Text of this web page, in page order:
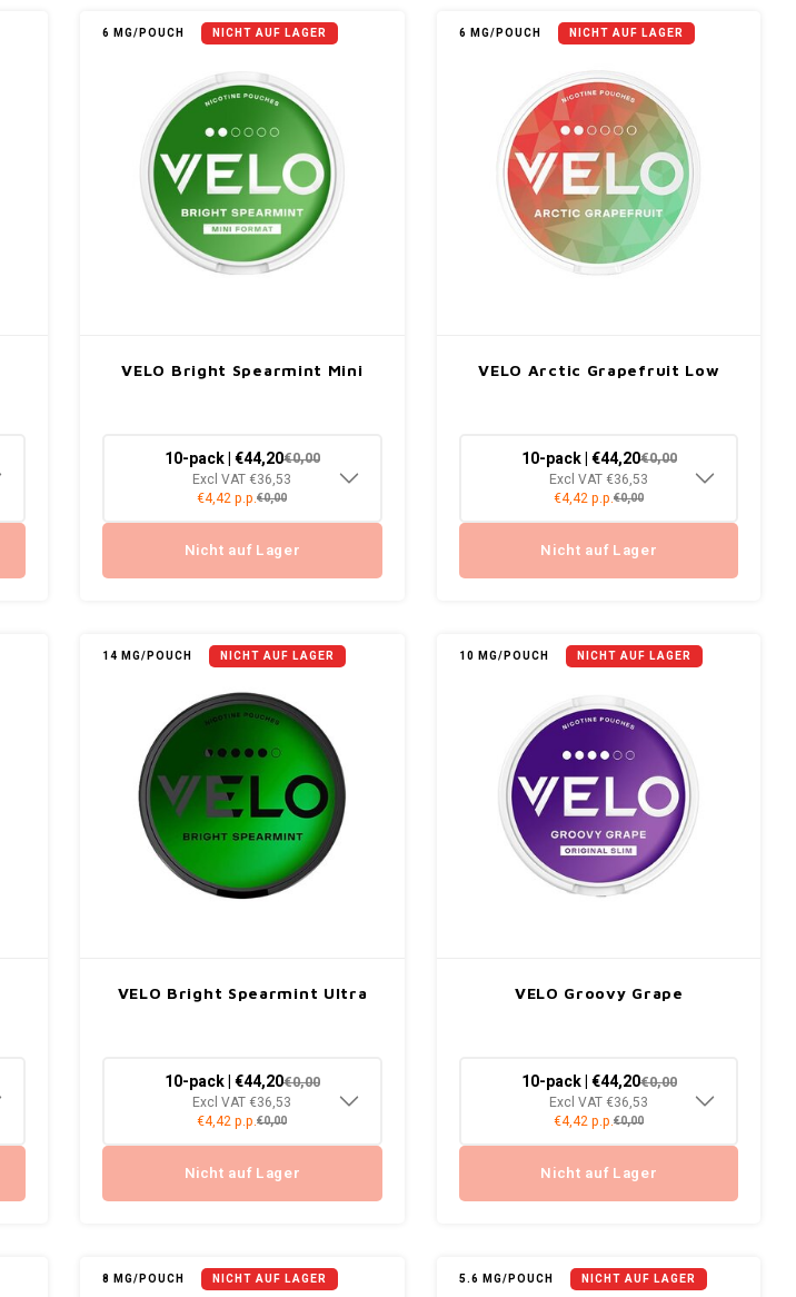
6 MG/POUCH NICHT AUF LAGER
VELO Bright Spearmint Mini
10-pack | €44,20€0,00
Excl VAT €36,53
€4,42 p.p.€0,00
Nicht auf Lager
6 MG/POUCH NICHT AUF LAGER
VELO Arctic Grapefruit Low
10-pack | €44,20€0,00
Excl VAT €36,53
€4,42 p.p.€0,00
Nicht auf Lager
14 MG/POUCH NICHT AUF LAGER
VELO Bright Spearmint Ultra
10-pack | €44,20€0,00
Excl VAT €36,53
€4,42 p.p.€0,00
Nicht auf Lager
10 MG/POUCH NICHT AUF LAGER
VELO Groovy Grape
10-pack | €44,20€0,00
Excl VAT €36,53
€4,42 p.p.€0,00
Nicht auf Lager
8 MG/POUCH NICHT AUF LAGER 5.6 MG/POUCH NICHT AUF LAGER